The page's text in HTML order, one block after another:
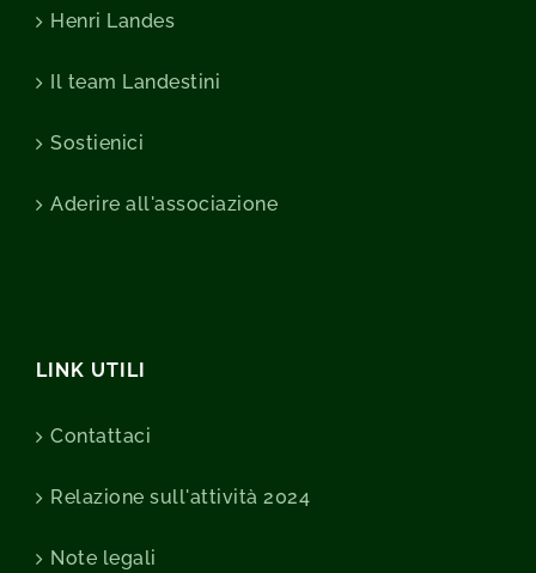
Henri Landes
Il team Landestini
Sostienici
Aderire all'associazione
LINK UTILI
Contattaci
Relazione sull'attività 2024
Note legali